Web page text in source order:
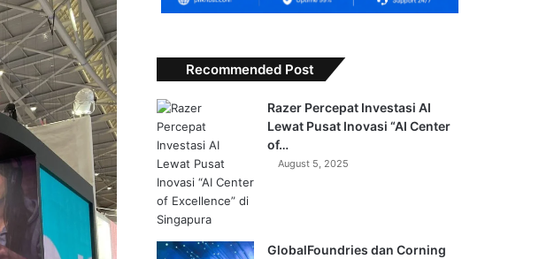
Recommended Post
Razer Percepat Investasi AI
Lewat Pusat Inovasi “AI Center
of…
August 5, 2025
GlobalFoundries dan Corning